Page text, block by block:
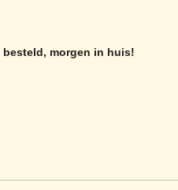
besteld, morgen in huis!